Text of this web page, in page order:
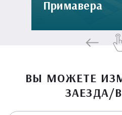
Примавера
ВЫ МОЖЕТЕ
ЗАЕЗДА/